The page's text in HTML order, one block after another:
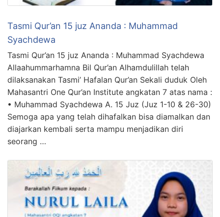
Tasmi Qur’an 15 juz Ananda : Muhammad
Syachdewa
Tasmi Qur’an 15 juz Ananda : Muhammad Syachdewa
Allaahummarhamna Bil Qur’an Alhamdulillah telah
dilaksanakan Tasmi’ Hafalan Qur’an Sekali duduk Oleh
Mahasantri One Qur’an Institute angkatan 7 atas nama :
• Muhammad Syachdewa A. 15 Juz (Juz 1-10 & 26-30)
Semoga apa yang telah dihafalkan bisa diamalkan dan
diajarkan kembali serta mampu menjadikan diri
seorang …